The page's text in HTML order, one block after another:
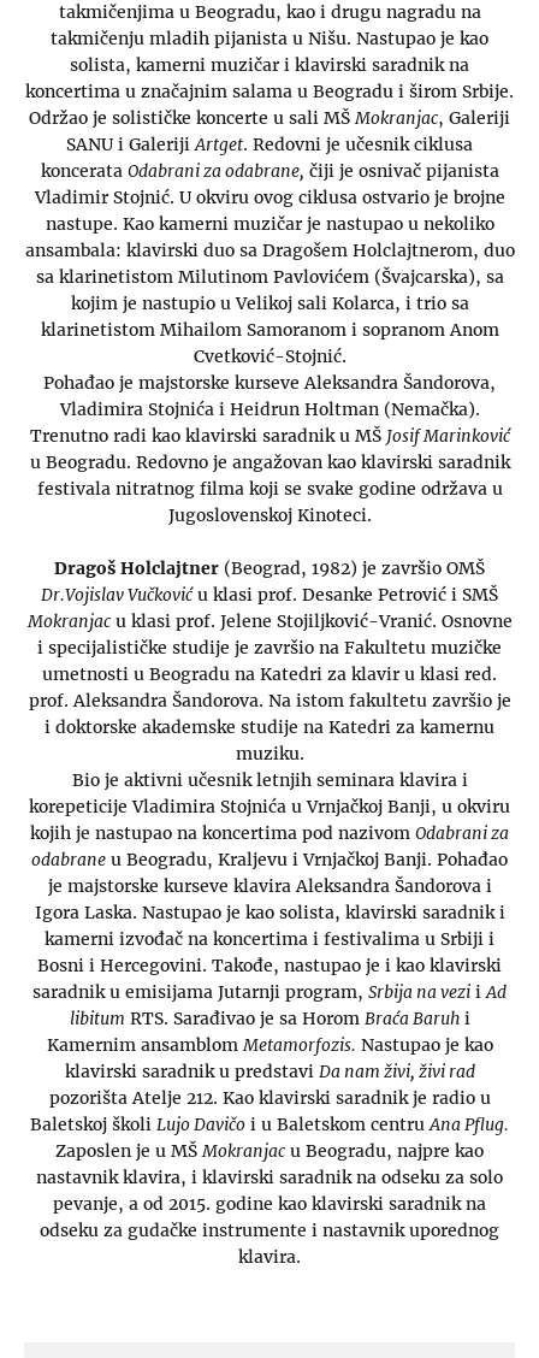
takmičenjima u Beogradu, kao i drugu nagradu na
takmičenju mladih pijanista u Nišu. Nastupao je kao
solista, kamerni muzičar i klavirski saradnik na
koncertima u značajnim salama u Beogradu i širom Srbije.
Održao je solističke koncerte u sali MŠMokranjac, Galeriji
SANU i GalerijiArtget. Redovni je učesnik ciklusa
koncerata Odabrani za odabrane, čiji je osnivač pijanista
Vladimir Stojnić. U okviru ovog ciklusa ostvario je brojne
nastupe. Kao kamerni muzičar je nastupao u nekoliko
ansambala: klavirski duo sa Dragošem Holclajtnerom, duo
sa klarinetistom Milutinom Pavlovićem (Švajcarska), sa
kojim je nastupio u Velikoj sali Kolarca, i trio sa
klarinetistom Mihailom Samoranom i sopranom Anom
Cvetković-Stojnić.
Pohađao je majstorske kurseve Aleksandra Šandorova,
Vladimira Stojnića i Heidrun Holtman (Nemačka).
Trenutno radi kao klavirski saradnik u MŠ Josif Marinković
u Beogradu. Redovno je angažovan kao klavirski saradnik
festivala nitratnog filma koji se svake godine održava u
Jugoslovenskoj Kinoteci.
Dragoš Holclajtner (Beograd, 1982) je završio OMŠ
Dr.Vojislav Vučkoviću klasi prof. Desanke Petrović i SMŠ
Mokranjacu klasi prof. Jelene Stojiljković-Vranić. Osnovne
i specijalističke studije je završio na Fakultetu muzičke
umetnosti u Beogradu na Katedri za klavir u klasi red.
prof. Aleksandra Šandorova. Na istom fakultetu završio je
i doktorske akademske studije na Katedri za kamernu
muziku.
Bio je aktivni učesnik letnjih seminara klavira i
korepeticije Vladimira Stojnića u Vrnjačkoj Banji, u okviru
kojih je nastupao na koncertima pod nazivom Odabrani za
odabrane u Beogradu, Kraljevu i Vrnjačkoj Banji. Pohađao
je majstorske kurseve klavira Aleksandra Šandorova i
Igora Laska. Nastupao je kao solista, klavirski saradnik i
kamerni izvođač na koncertima i festivalima u Srbiji i
Bosni i Hercegovini. Takođe, nastupao je i kao klavirski
saradnik u emisijama Jutarnji program, Srbija na vezi iAd
libitum RTS. Sarađivao je sa Horom Braća Baruhi
Kamernim ansamblomMetamorfozis. Nastupao je kao
klavirski saradnik u predstavi Da nam živi, živi rad
pozorišta Atelje 212. Kao klavirski saradnik je radio u
Baletskoj školi Lujo Davičo i u Baletskom centruAna Pflug.
Zaposlen je u MŠMokranjac u Beogradu, najpre kao
nastavnik klavira, i klavirski saradnik na odseku za solo
pevanje, a od 2015. godine kao klavirski saradnik na
odseku za gudačke instrumente i nastavnik uporednog
klavira.